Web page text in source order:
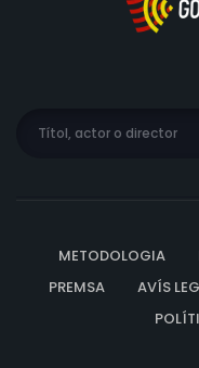
METODOLOGIA
PREMSA
AVÍS